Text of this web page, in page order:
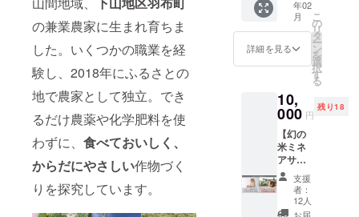
の兼業農家に生まれ育ちま
した。いくつかの職業を経
験し、2018年にふるさとの
地で農家として独立。でき
るだけ農薬や化学肥料を使
わずに、 食べておいしく、
からだにやさしい作物づく
りを探究しています。
高約400
メート
ルの中
山間地
地自慢
のミネ
アサヒ
という
品種で
す。流
通量の
少なさ
から
「幻の
減農薬
特別栽
培米ミ
ネアサ
ヒ2kg
と、昭
業の老
舗・丸
加醸造
場の商
品山牛
蒡味噌
漬の
セット
です。
お米は
年02
月
詳細を見る
こ
の
リ
タ
ー
ン
を
選
択
す
る
10,
000 円
残り18
【幻の
米ミネ
アサヒ
満喫
セット
③】
KINO
支援
者：
12人